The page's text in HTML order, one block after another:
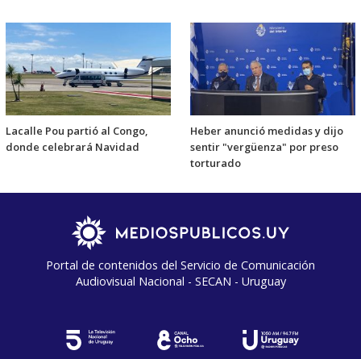
Lacalle Pou partió al Congo,
donde celebrará Navidad
Heber anunció medidas y dijo
sentir "vergüenza" por preso
torturado
Portal de contenidos del Servicio de Comunicación
Audiovisual Nacional - SECAN - Uruguay